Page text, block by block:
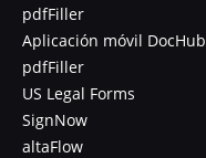
pdfFiller
Aplicación móvil DocHub
pdfFiller
US Legal Forms
SignNow
altaFlow